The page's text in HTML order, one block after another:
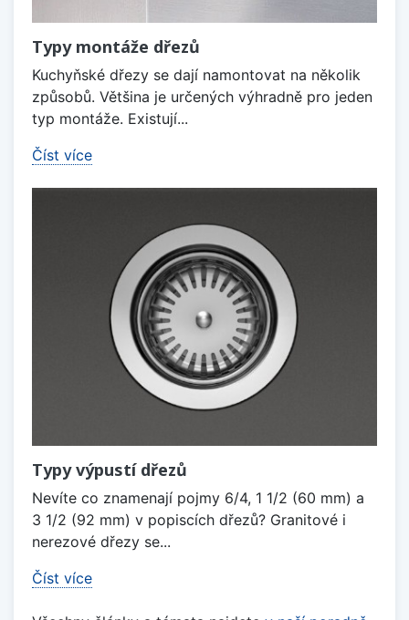
Typy montáže dřezů
Kuchyňské dřezy se dají namontovat na několik
způsobů. Většina je určených výhradně pro jeden
typ montáže. Existují...
Číst více
Typy výpustí dřezů
Nevíte co znamenají pojmy 6/4, 1 1/2 (60 mm) a
3 1/2 (92 mm) v popiscích dřezů? Granitové i
nerezové dřezy se...
Číst více